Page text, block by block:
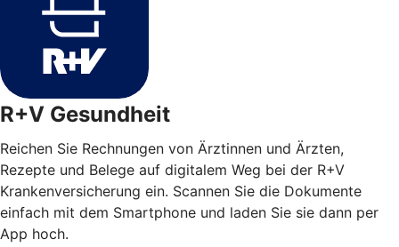
R+V Gesundheit
Reichen Sie Rechnungen von Ärztinnen und Ärzten,
Rezepte und Belege auf digitalem Weg bei der R+V
Krankenversicherung ein. Scannen Sie die Dokumente
einfach mit dem Smartphone und laden Sie sie dann per
App hoch.